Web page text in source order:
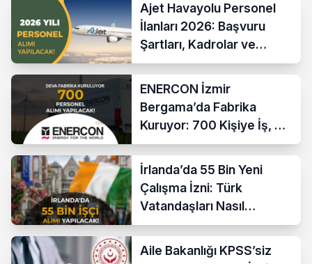
Ajet Havayolu Personel
İlanları 2026: Başvuru
Şartları, Kadrolar ve
Maaşlar
ENERCON İzmir
Bergama’da Fabrika
Kuruyor: 700 Kişiye İş, 7
Yılda 1 Milyar Avro Yatırım
İrlanda’da 55 Bin Yeni
Çalışma İzni: Türk
Vatandaşları Nasıl
Başvurur?
Aile Bakanlığı KPSS’siz